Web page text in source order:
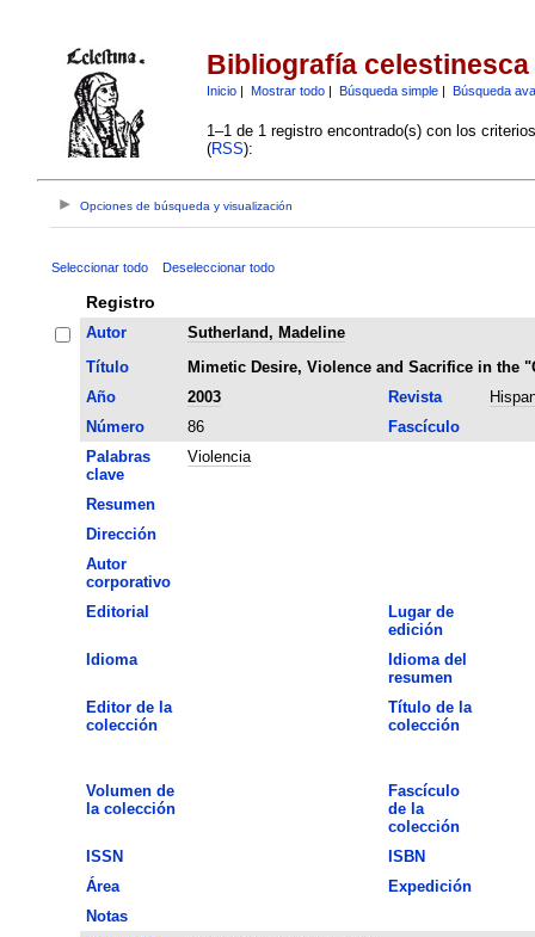
Bibliografía celestinesca
Inicio| Mostrar todo| Búsqueda simple| Búsqueda
1–1 de 1 registro encontrado(s) con los
(RSS):
Opciones de búsqueda y visualización
Seleccionar todo Deseleccionar todo
Registro
Autor
Sutherland, Madeline
Título
Mimetic Desire, Violence and Sacrifice in the
Año
2003 Revista
Número
86
Fascículo
Palabras
clave
Violencia
Resumen
Dirección
Autor
corporativo
Editorial
Lugar de
edición
Idioma
Idioma del
resumen
Editor de la
colección
Título de la
colección
Volumen de
la colección
Fascículo
de la
colección
ISSN
ISBN
Área
Expedición
Notas